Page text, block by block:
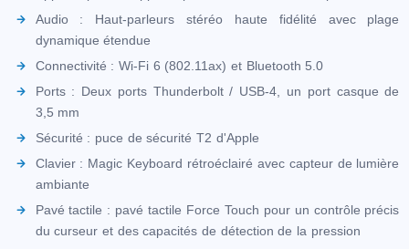
Audio : Haut-parleurs stéréo haute fidélité avec plage
dynamique étendue
Connectivité : Wi-Fi 6 (802.11ax) et Bluetooth 5.0
Ports : Deux ports Thunderbolt / USB-4, un port casque de
3,5 mm
Sécurité : puce de sécurité T2 d'Apple
Clavier : Magic Keyboard rétroéclairé avec capteur de lumière
ambiante
Pavé tactile : pavé tactile Force Touch pour un contrôle précis
du curseur et des capacités de détection de la pression